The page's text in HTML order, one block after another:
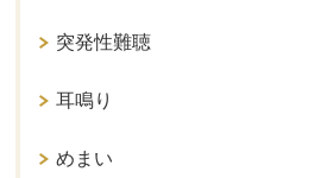
突発性難聴
耳鳴り
めまい